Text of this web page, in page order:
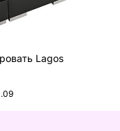
Lagos